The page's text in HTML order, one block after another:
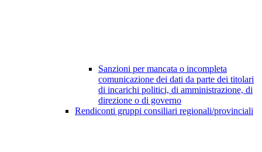
Sanzioni per mancata o incompleta
comunicazione dei dati da parte dei titolari
di incarichi politici, di amministrazione, di
direzione o di governo
Rendiconti gruppi consiliari regionali/provinciali